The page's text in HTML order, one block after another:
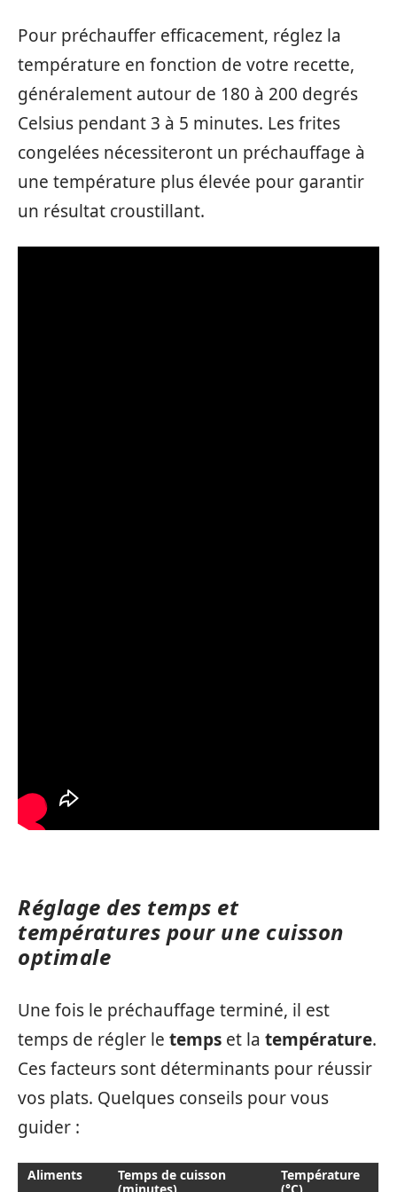
Pour préchauffer efficacement, réglez la
température en fonction de votre recette,
généralement autour de 180 à 200 degrés
Celsius pendant 3 à 5 minutes. Les frites
congelées nécessiteront un préchauffage à
une température plus élevée pour garantir
un résultat croustillant.
Réglage des temps et
températures pour une cuisson
optimale
Une fois le préchauffage terminé, il est
temps de régler le temps et la température.
Ces facteurs sont déterminants pour réussir
vos plats. Quelques conseils pour vous
guider :
Aliments
Temps de cuisson
Température